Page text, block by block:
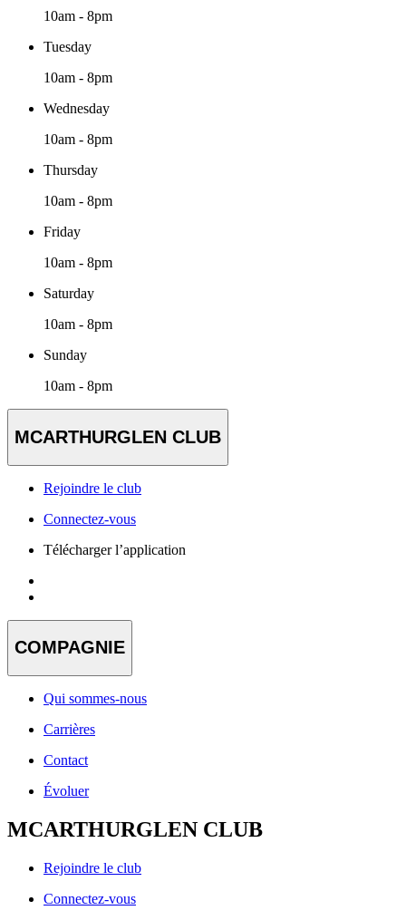
10am - 8pm
Tuesday
10am - 8pm
Wednesday
10am - 8pm
Thursday
10am - 8pm
Friday
10am - 8pm
Saturday
10am - 8pm
Sunday
10am - 8pm
MCARTHURGLEN CLUB
Rejoindre le club
Connectez-vous
Télécharger l’application
COMPAGNIE
Qui sommes-nous
Carrières
Contact
Évoluer
MCARTHURGLEN CLUB
Rejoindre le club
Connectez-vous